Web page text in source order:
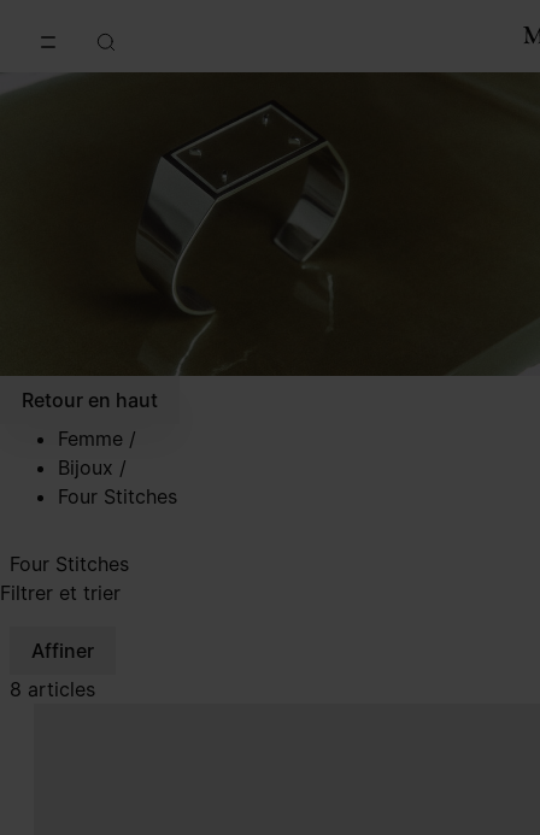
Retour en haut
Femme /
Bijoux /
Four Stitches
Four Stitches
Filtrer et trier
Affiner
8 articles